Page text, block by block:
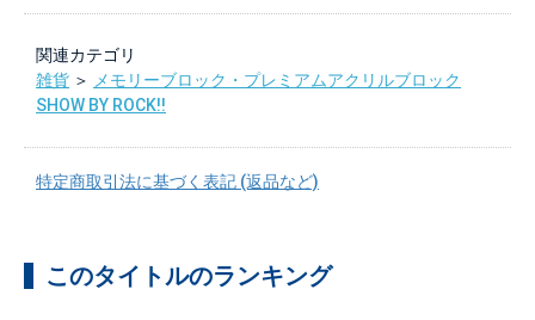
関連カテゴリ
雑貨 ＞
メモリーブロック・プレミアムアクリルブロック
SHOW BY ROCK!!
特定商取引法に基づく表記 (返品など)
このタイトルのランキング